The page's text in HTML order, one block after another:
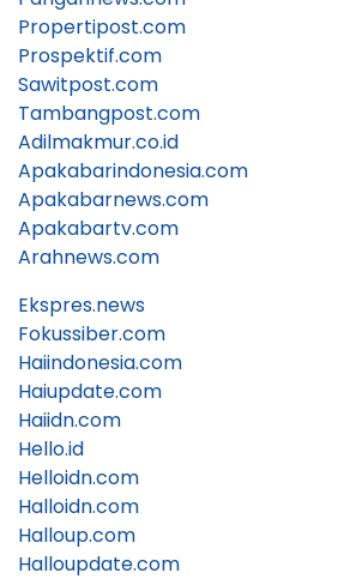
Propertipost.com
Prospektif.com
Sawitpost.com
Tambangpost.com
Adilmakmur.co.id
Apakabarindonesia.com
Apakabarnews.com
Apakabartv.com
Arahnews.com
Ekspres.news
Fokussiber.com
Haiindonesia.com
Haiupdate.com
Haiidn.com
Hello.id
Helloidn.com
Halloidn.com
Halloup.com
Halloupdate.com